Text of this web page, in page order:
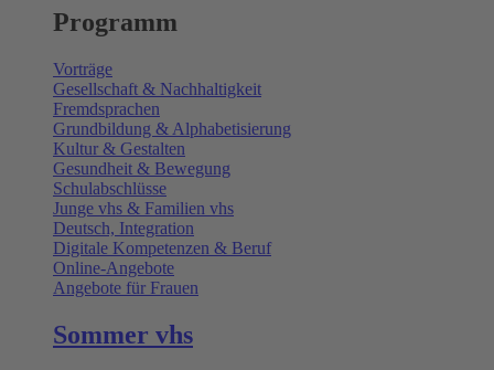
Programm
Vorträge
Gesellschaft & Nachhaltigkeit
Fremdsprachen
Grundbildung & Alphabetisierung
Kultur & Gestalten
Gesundheit & Bewegung
Schulabschlüsse
Junge vhs & Familien vhs
Deutsch, Integration
Digitale Kompetenzen & Beruf
Online-Angebote
Angebote für Frauen
Sommer vhs